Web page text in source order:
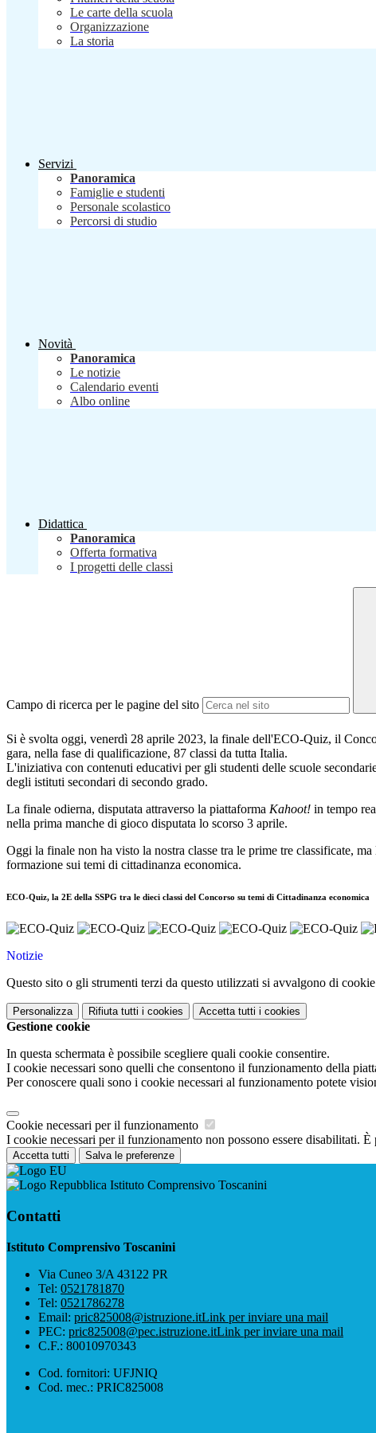
Le carte della scuola
Organizzazione
La storia
Servizi
Panoramica
Famiglie e studenti
Personale scolastico
Percorsi di studio
Novità
Panoramica
Le notizie
Calendario eventi
Albo online
Didattica
Panoramica
Offerta formativa
I progetti delle classi
Campo di ricerca per le pagine del sito
Si è svolta oggi, venerdì 28 aprile 2023, la finale dell'ECO-Quiz, il
gara, nella fase di qualificazione, 87 classi da tutta Italia.
L'iniziativa con contenuti educativi per gli studenti delle scuole
degli istituti secondari di secondo grado.
La finale odierna, disputata attraverso la piattaforma Kahoot! in tempo
nella prima manche di gioco disputata lo scorso 3 aprile.
Oggi la finale non ha visto la nostra classe tra le prime tre classificate,
formazione sui temi di cittadinanza economica.
ECO-Quiz, la 2E della SSPG tra le dieci classi del Concorso su temi di Cittadinanza economica
Notizie
Questo sito o gli strumenti terzi da questo utilizzati si avvalgono di
Personalizza Rifiuta tutti i cookies Accetta tutti i cookies
Gestione cookie
In questa schermata è possibile scegliere quali cookie consentire.
I cookie necessari sono quelli che consentono il funzionamento della
Per conoscere quali sono i cookie necessari al funzionamento potete
Cookie necessari per il funzionamento
I cookie necessari per il funzionamento non possono essere disabilitati.
Accetta tutti Salva le preferenze
Istituto Comprensivo Toscanini
Contatti
Istituto Comprensivo Toscanini
Via Cuneo 3/A 43122 PR
Tel: 0521781870
Tel: 0521786278
Email: pric825008@istruzione.itLink per inviare una mail
PEC: pric825008@pec.istruzione.itLink per inviare una mail
C.F.: 80010970343
Cod. fornitori: UFJNIQ
Cod. mec.: PRIC825008